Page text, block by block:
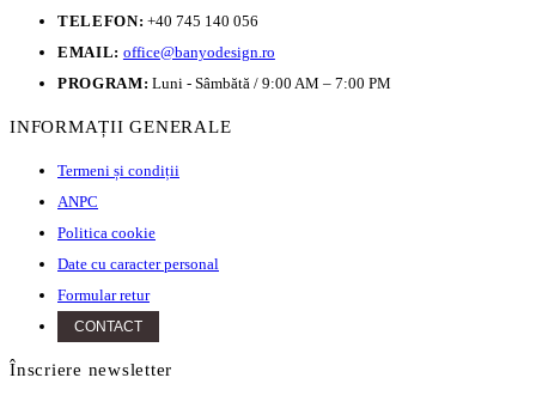
TELEFON: +40 745 140 056
EMAIL: office@banyodesign.ro
PROGRAM: Luni - Sâmbătă / 9:00 AM – 7:00 PM
INFORMAȚII GENERALE
Termeni și condiții
ANPC
Politica cookie
Date cu caracter personal
Formular retur
CONTACT
Înscriere newsletter